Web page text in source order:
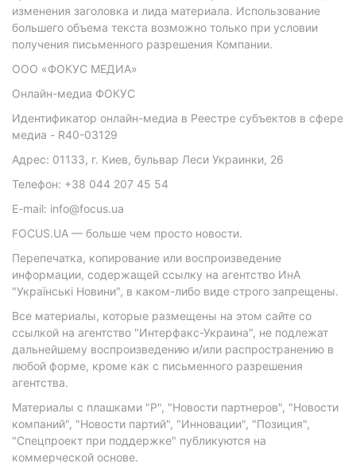
изменения заголовка и лида материала. Использование
большего объема текста возможно только при условии
получения письменного разрешения Компании.
ООО «ФОКУС МЕДИА»
Онлайн-медиа ФОКУС
Идентификатор онлайн-медиа в Реестре субъектов в сфере
медиа - R40-03129
Адрес: 01133, г. Киев, бульвар Леси Украинки, 26
Телефон: +38 044 207 45 54
E-mail: info@focus.ua
FOCUS.UA — больше чем просто новости.
Перепечатка, копирование или воспроизведение
информации, содержащей ссылку на агентство ИнА
"Українські Новини", в каком-либо виде строго запрещены.
Все материалы, которые размещены на этом сайте со
ссылкой на агентство "Интерфакс-Украина", не подлежат
дальнейшему воспроизведению и/или распространению в
любой форме, кроме как с письменного разрешения
агентства.
Материалы с плашками "Р", "Новости партнеров", "Новости
компаний", "Новости партий", "Инновации", "Позиция",
"Спецпроект при поддержке" публикуются на
коммерческой основе.